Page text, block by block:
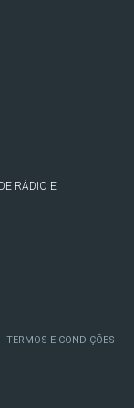
RÁDIO E
TERMOS E CONDIÇÕES